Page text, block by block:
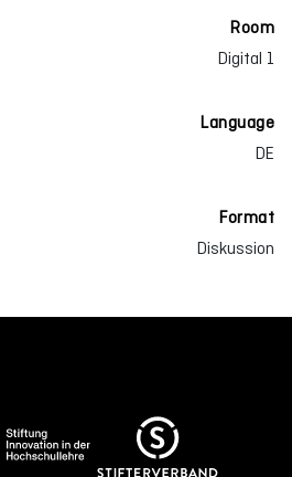
Room
Digital 1
Language
DE
Format
Diskussion